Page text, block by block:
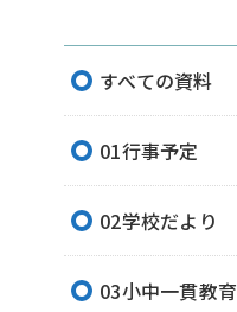
すべての資料
01行事予定
02学校だより
03小中一貫教育